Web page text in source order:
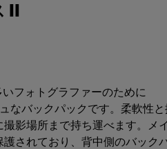
II
フォトグラファーのために
なバックパックです。柔軟性
影場所まで持ち運べます。メ
されており、背中側のバック